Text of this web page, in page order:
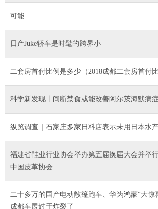
可能
日产Juke轿车是时髦的跨界小
二套房首付比例是多少（2018成都二套房首付
科学新发现丨间断禁食或能改善阿尔茨海默病
纵览调查｜石家庄多家日料店表示未用日本水
福建省鞋业行业协会举办第五届换届大会并举
中国皮革协会
二十多万的国产电动敞篷跑车、华为鸿蒙“大
成都车展过于炸裂了